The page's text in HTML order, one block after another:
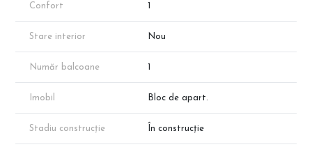
Confort 1
Stare interior Nou
Număr balcoane 1
Imobil Bloc de apart.
Stadiu construcție În construcție